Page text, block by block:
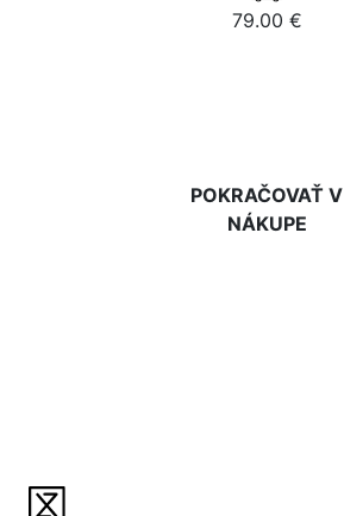
79.00 €
POKRAČOVAŤ V
NÁKUPE